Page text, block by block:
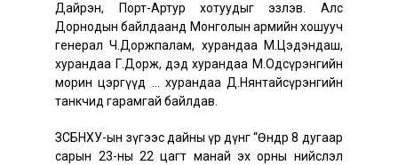
Дайрэн, Порт-Артур хотуудыг эзлэв. Алс
Дорнодын байлдаанд Монголын армийн хошууч
генерал Ч.Доржпалам, хурандаа М.Цэдэндаш,
хурандаа Г.Дорж, дэд хурандаа М.Одсүрэнгийн
морин цэргүүд … хурандаа Д.Нянтайсүрэнгийн
танкчид гарамгай байлдав.
ЗСБНХУ-ын зүгээс дайны үр дүнг “Өнөөдөр 8 дугаар
сарын 23-ны 22 цагт манай эх орны нийслэл